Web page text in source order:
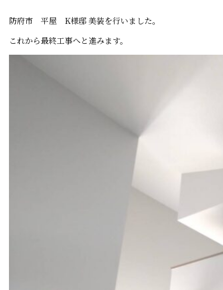
防府市 平屋 K様邸 美装を行いました。
これから最終工事へと進みます。